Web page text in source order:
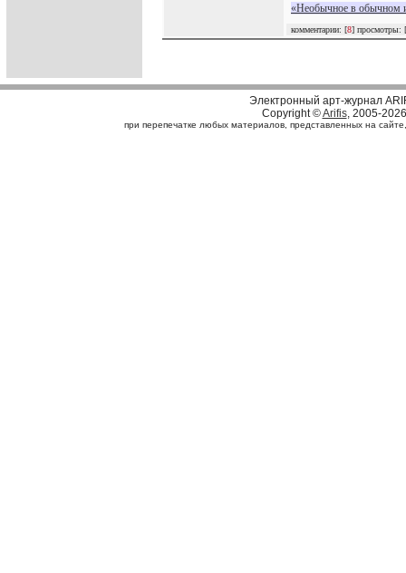
«Необычное в обычном
комментарии: [8] просмотры: [
Электронный арт-журнал
Copyright ©Arifis, 2005-2026
при перепечатке любых материалов, представленных на